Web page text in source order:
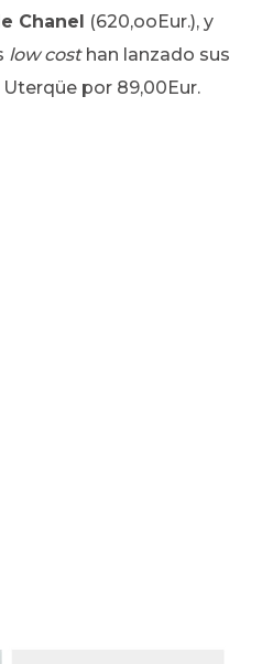
Chanel (620,ooEur.), y
low costhan lanzado sus
por 89,00Eur.